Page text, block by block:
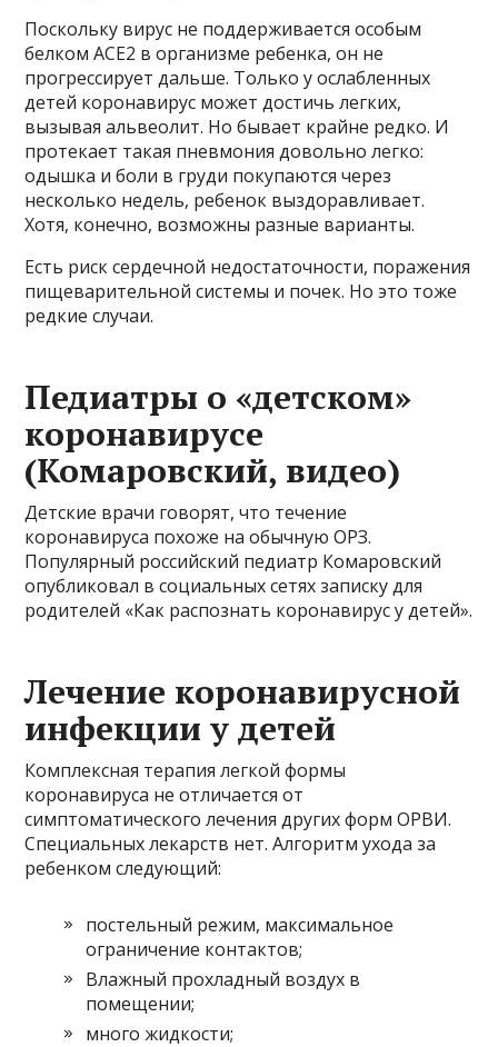
Поскольку вирус не поддерживается особым
белком ACE2 в организме ребенка, он не
прогрессирует дальше. Только у ослабленных
детей коронавирус может достичь легких,
вызывая альвеолит. Но бывает крайне редко. И
протекает такая пневмония довольно легко:
одышка и боли в груди покупаются через
несколько недель, ребенок выздоравливает.
Хотя, конечно, возможны разные варианты.
Есть риск сердечной недостаточности, поражения
пищеварительной системы и почек. Но это тоже
редкие случаи.
Педиатры о «детском»
коронавирусе
(Комаровский, видео)
Детские врачи говорят, что течение
коронавируса похоже на обычную ОРЗ.
Популярный российский педиатр Комаровский
опубликовал в социальных сетях записку для
родителей «Как распознать коронавирус у детей».
Лечение коронавирусной
инфекции у детей
Комплексная терапия легкой формы
коронавируса не отличается от
симптоматического лечения других форм ОРВИ.
Специальных лекарств нет. Алгоритм ухода за
ребенком следующий:
постельный режим, максимальное
ограничение контактов;
Влажный прохладный воздух в
помещении;
много жидкости;